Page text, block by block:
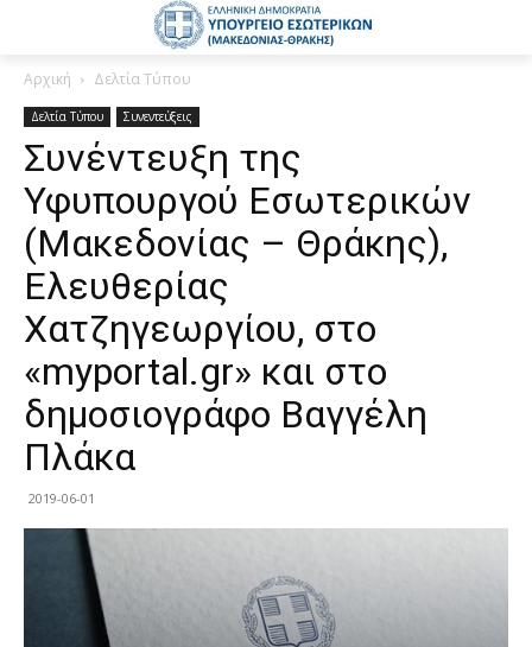
Αρχική Δελτία Τύπου
Δελτία Τύπου Συνεντεύξεις
Συνέντευξη της
Υφυπουργού Εσωτερικών
(Μακεδονίας – Θράκης),
Ελευθερίας
Χατζηγεωργίου, στο
«myportal.gr» και στο
δημοσιογράφο Βαγγέλη
Πλάκα
2019-06-01